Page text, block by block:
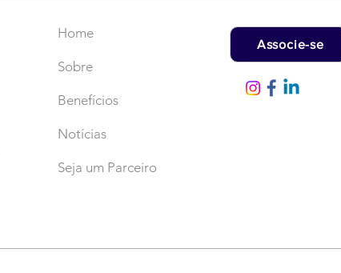
Home
Sobre
Benefícios
Notícias
Seja um Parceiro
Associe-se